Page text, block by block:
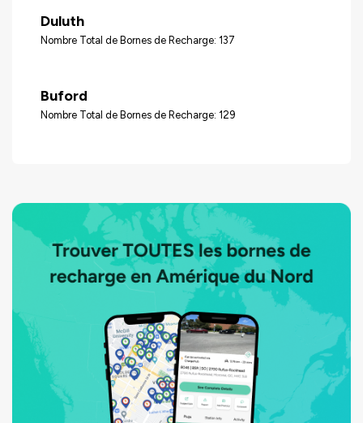
Duluth
Nombre Total de Bornes de Recharge: 137
Buford
Nombre Total de Bornes de Recharge: 129